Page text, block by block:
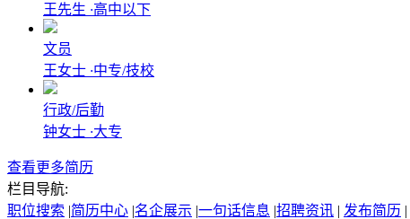
王先生 ·高中以下
文员
王女士 ·中专/技校
行政/后勤
钟女士 ·大专
查看更多简历
栏目导航:
职位搜索 |简历中心 |名企展示 |一句话信息 |招聘资讯 | 发布简历 |